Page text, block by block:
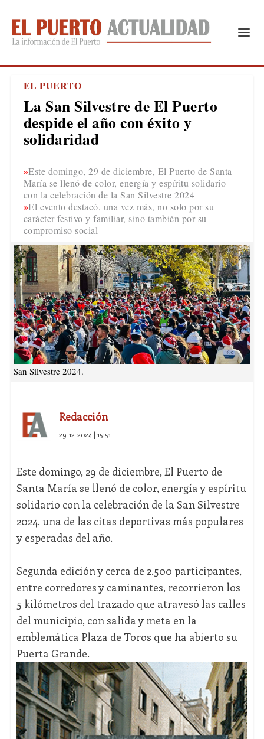
EL PUERTO
La San Silvestre de El Puerto
despide el año con éxito y
solidaridad
Este domingo, 29 de diciembre, El Puerto de Santa
María se llenó de color, energía y espíritu solidario
con la celebración de la San Silvestre 2024
El evento destacó, una vez más, no solo por su
carácter festivo y familiar, sino también por su
compromiso social
San Silvestre 2024.
Redacción
29-12-2024 | 15:51
Este domingo, 29 de diciembre, El Puerto de
Santa María se llenó de color, energía y espíritu
solidario con la celebración de la San Silvestre
2024, una de las citas deportivas más populares
y esperadas del año.
Segunda edición y cerca de 2.500 participantes,
entre corredores y caminantes, recorrieron los
5 kilómetros del trazado que atravesó las calles
del municipio, con salida y meta en la
emblemática Plaza de Toros que ha abierto su
Puerta Grande.